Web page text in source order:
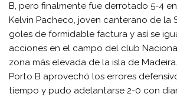
B, pero finalmente fue derrotado 5-4
Kelvin Pacheco, joven canterano de la
goles de formidable factura y así se
acciones en el campo del club
zona más elevada de la isla de Madeira.
Porto B aprovechó los errores
tiempo y pudo adelantarse 2-0 con